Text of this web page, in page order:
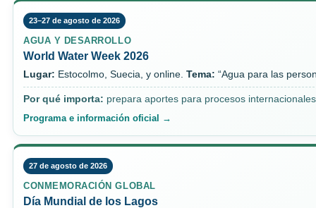
23–27 de agosto de 2026
AGUA Y DESARROLLO
World Water Week 2026
Lugar: Estocolmo, Suecia, y online. Tema: “Agua para las
Por qué importa: prepara aportes para procesos
Programa e información oficial →
27 de agosto de 2026
CONMEMORACIÓN GLOBAL
Día Mundial de los Lagos